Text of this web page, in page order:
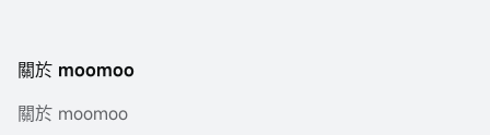
關於 moomoo
關於 moomoo